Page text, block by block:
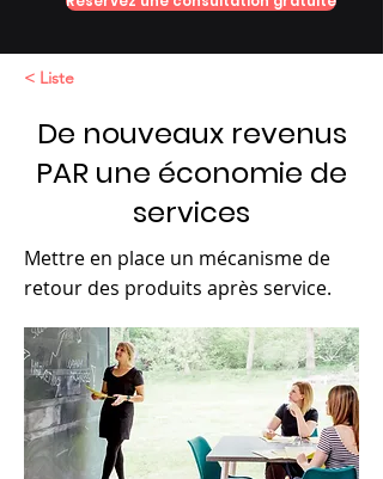
< Liste
De nouveaux revenus
PAR une économie de
services
Mettre en place un mécanisme de
retour des produits après service.